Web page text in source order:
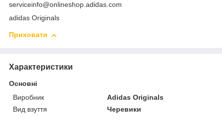
serviceinfo@onlineshop.adidas.com
adidas Originals
Приховати
Характеристики
Основні
Виробник
Adidas Originals
Вид взуття
Черевики